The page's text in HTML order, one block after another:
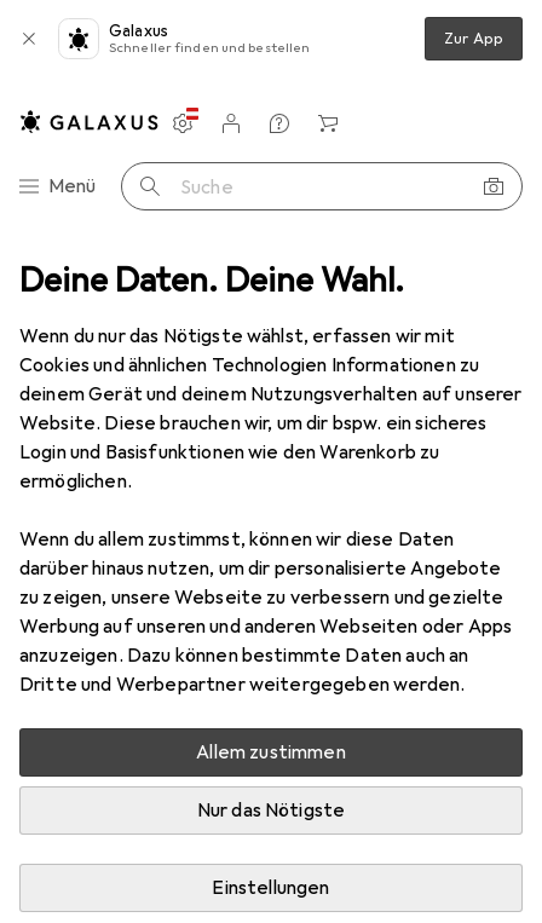
Deine Daten. Deine Wahl.
Wenn du nur das Nötigste wählst, erfassen wir mit
Cookies und ähnlichen Technologien Informationen zu
deinem Gerät und deinem Nutzungsverhalten auf unserer
Website. Diese brauchen wir, um dir bspw. ein sicheres
Login und Basisfunktionen wie den Warenkorb zu
ermöglichen.
Wenn du allem zustimmst, können wir diese Daten
darüber hinaus nutzen, um dir personalisierte Angebote
zu zeigen, unsere Webseite zu verbessern und gezielte
Werbung auf unseren und anderen Webseiten oder Apps
anzuzeigen. Dazu können bestimmte Daten auch an
Dritte und Werbepartner weitergegeben werden.
Allem zustimmen
Nur das Nötigste
Einstellungen
Galaxus
Schneller finden und bestellen Zur App
Navigation nach Kategorien
Menü Suche
Einstellungen
Kundenkonto
Vergleichslisten
Merklisten
Warenkorb
IT + Multimedia Audio Instrumente Zubehör Instrumente
Zubehör Instrumente
EntdeckenForum
Bestseller
Bestseller Instrumentenverstärker